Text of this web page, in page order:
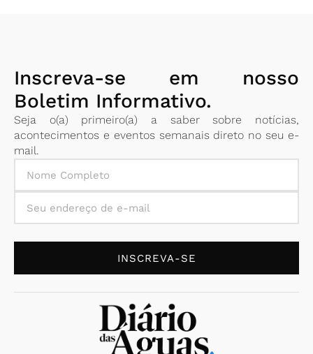
Inscreva-se em nosso
Boletim Informativo.
Seja o(a) primeiro(a) a saber sobre notícias,
acontecimentos e eventos semanais direto no seu e-
mail.
INSCREVA-SE